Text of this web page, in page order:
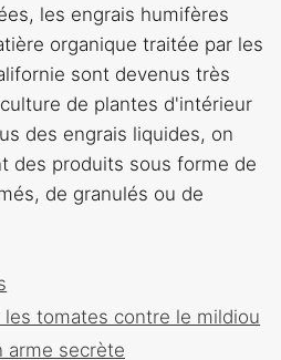
les engrais humifères
organique traitée par les
sont devenus très
de plantes d'intérieur
des engrais liquides, on
des produits sous forme de
de granulés ou de
tomates contre le mildiou
arme secrète